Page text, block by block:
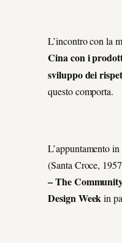
L’incontro con la
Cina con i
sviluppo dei
questo comporta.
L’appuntamento
(Santa Croce,
– The
Design Weekin